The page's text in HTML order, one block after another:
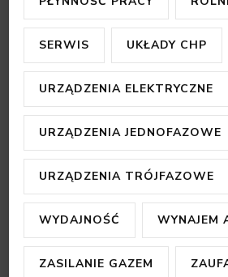
SERWIS UKŁADY CHP
URZĄDZENIA ELEKTRYCZNE
URZĄDZENIA JEDNOFAZOWE
URZĄDZENIA TRÓJFAZOWE
WYDAJNOŚĆ WYNAJEM
ZASILANIE GAZEM